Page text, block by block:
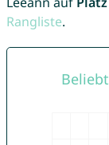
Rangliste.